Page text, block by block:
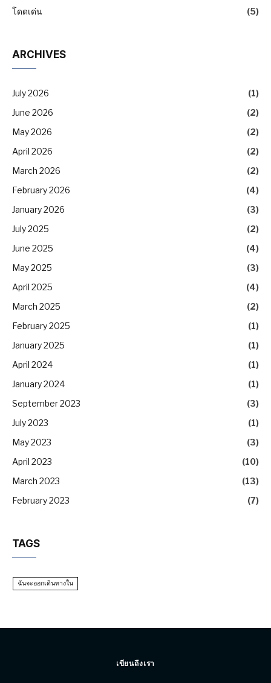
โดดเด่น
(5)
ARCHIVES
July 2026
(1)
June 2026
(2)
May 2026
(2)
April 2026
(2)
March 2026
(2)
February 2026
(4)
January 2026
(3)
July 2025
(2)
June 2025
(4)
May 2025
(3)
April 2025
(4)
March 2025
(2)
February 2025
(1)
January 2025
(1)
April 2024
(1)
January 2024
(1)
September 2023
(3)
July 2023
(1)
May 2023
(3)
April 2023
(10)
March 2023
(13)
February 2023
(7)
TAGS
ฉันจะออกเดินทางใน
เขียนถึงเรา